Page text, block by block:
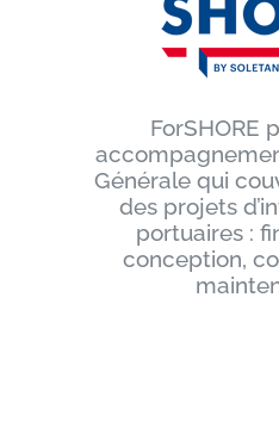
ForSHORE
Générale qui
des projets
portuaires :
conception,